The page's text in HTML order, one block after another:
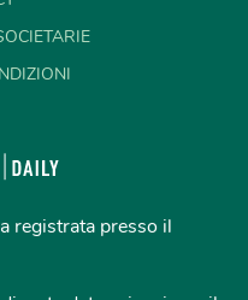
registrata presso il